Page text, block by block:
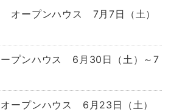
ープンハウス 7月7日（土）
プンハウス 6月30日（土）～7
ープンハウス 6月23日（土）